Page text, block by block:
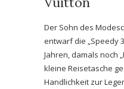
Der Sohn des
entwarf die „Speedy
Jahren, damals noch
kleine Reisetasche
Handlichkeit zur